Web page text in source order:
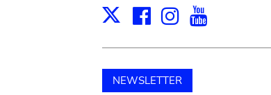
X Facebook
Instagram
NEWSLETTER